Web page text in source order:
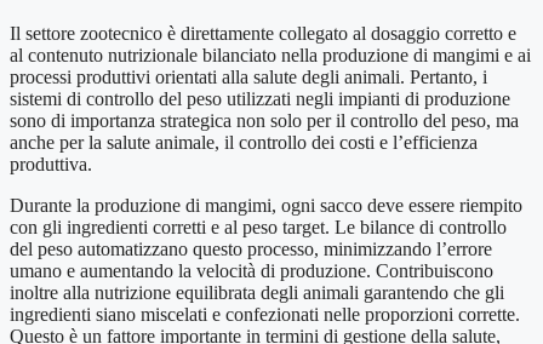
Il settore zootecnico è direttamente collegato al dosaggio corretto e
al contenuto nutrizionale bilanciato nella produzione di mangimi e ai
processi produttivi orientati alla salute degli animali. Pertanto, i
sistemi di controllo del peso utilizzati negli impianti di produzione
sono di importanza strategica non solo per il controllo del peso, ma
anche per la salute animale, il controllo dei costi e l’efficienza
produttiva.
Durante la produzione di mangimi, ogni sacco deve essere riempito
con gli ingredienti corretti e al peso target. Le bilance di controllo
del peso automatizzano questo processo, minimizzando l’errore
umano e aumentando la velocità di produzione. Contribuiscono
inoltre alla nutrizione equilibrata degli animali garantendo che gli
ingredienti siano miscelati e confezionati nelle proporzioni corrette.
Questo è un fattore importante in termini di gestione della salute,